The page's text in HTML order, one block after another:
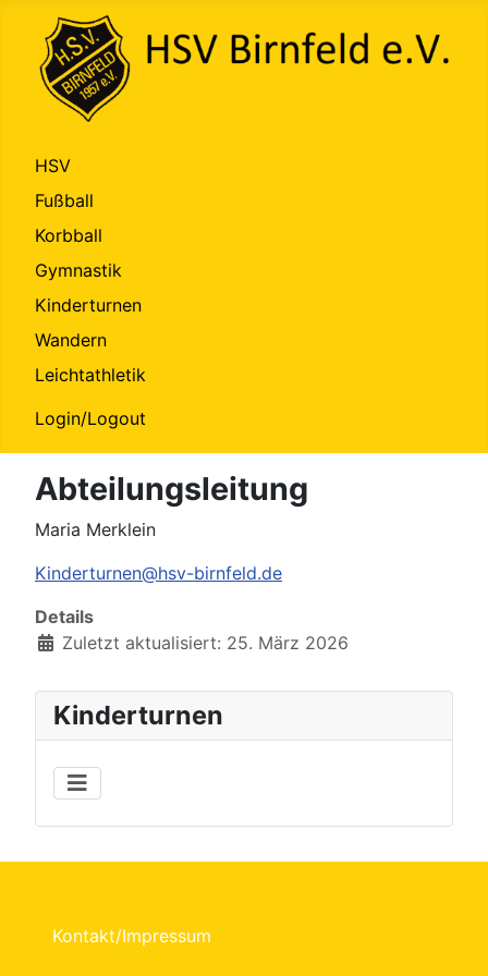
HSV
Fußball
Korbball
Gymnastik
Kinderturnen
Wandern
Leichtathletik
Login/Logout
Abteilungsleitung
Maria Merklein
Kinderturnen@hsv-birnfeld.de
Details
Zuletzt aktualisiert: 25. März 2026
Kinderturnen
Kontakt/Impressum